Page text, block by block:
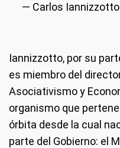
— Carlos
Iannizzotto, por su
es miembro del
Asociativismo y
organismo que
órbita desde la cual
parte del Gobierno: el